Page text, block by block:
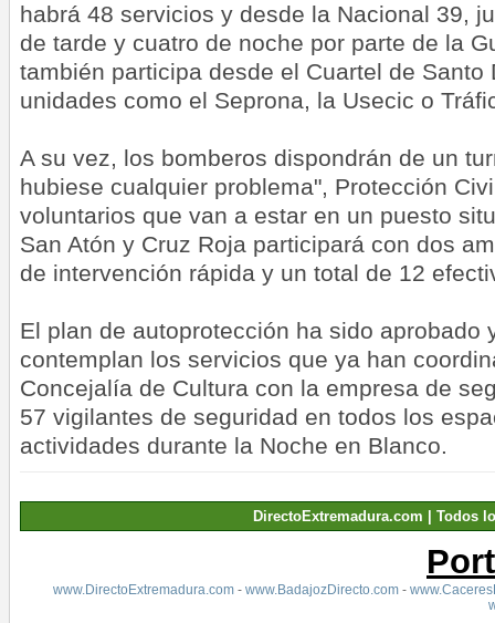
habrá 48 servicios y desde la Nacional 39,
de tarde y cuatro de noche por parte de la
también participa desde el Cuartel de Santo
unidades como el Seprona, la Usecic o
A su vez, los bomberos dispondrán de un
hubiese cualquier problema", Protección
voluntarios que van a estar en un puesto
San Atón y Cruz Roja participará con dos
de intervención rápida y un total de 12
El plan de autoprotección ha sido aprobado
contemplan los servicios que ya han
Concejalía de Cultura con la empresa de
57 vigilantes de seguridad en todos los
actividades durante la Noche en Blanco.
DirectoExtremadura.com | Todos
www.DirectoExtremadura.com- www.BadajozDirecto.com-